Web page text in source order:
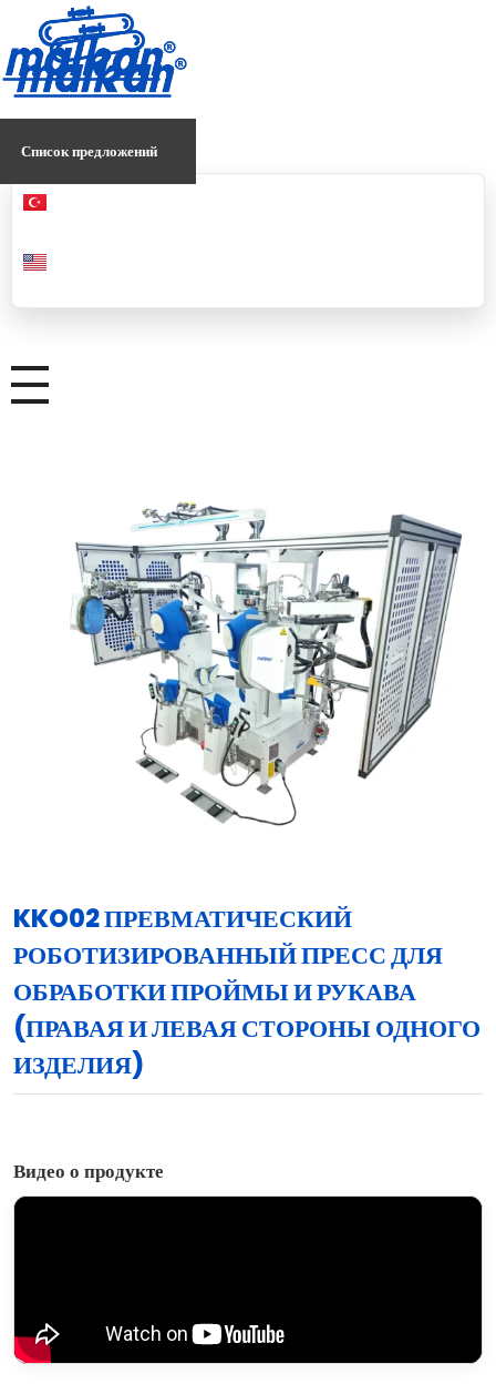
Малкан; с 1971 года
Гладильные и пресс-машины
Список предложений
Малкан; с 1971 года
Гладильные и пресс-машины
KKO02 ПРЕВМАТИЧЕСКИЙ
РОБОТИЗИРОВАННЫЙ ПРЕСС ДЛЯ
ОБРАБОТКИ ПРОЙМЫ И РУКАВА
(ПРАВАЯ И ЛЕВАЯ СТОРОНЫ ОДНОГО
ИЗДЕЛИЯ)
Видео о продукте